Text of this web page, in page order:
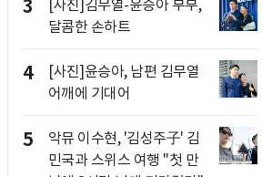
3
[사진]김무열-윤승아 부부,
달콤한 손하트
4
[사진]윤승아, 남편 김무열
어깨에 기대어
5
악뮤 이수현, '김성주子' 김
민국과 스위스 여행 "첫 만